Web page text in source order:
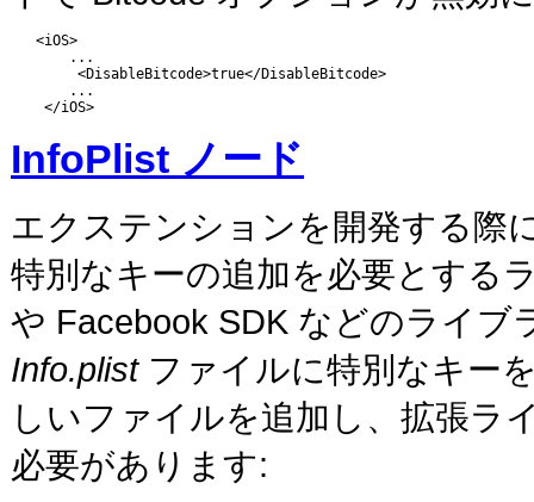
   <iOS>
       ...
        <DisableBitcode>true</DisableBitcode>
...
    </iOS>
InfoPlist ノード
エクステンションを開発する際
特別なキーの追加を必要とする
や Facebook SDK などのライブ
Info.plistファイルに特別なキー
しいファイルを追加し、拡張ラ
必要があります: